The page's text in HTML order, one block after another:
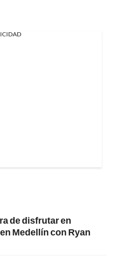
de disfrutar en
Medellín con Ryan